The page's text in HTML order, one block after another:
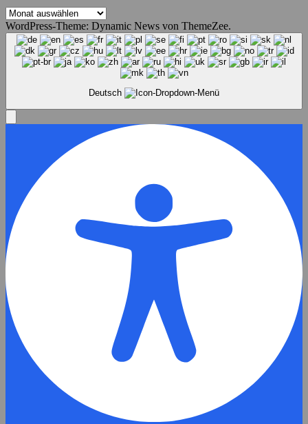
Archiv
WordPress-Theme: Dynamic News von ThemeZee.
Deutsch